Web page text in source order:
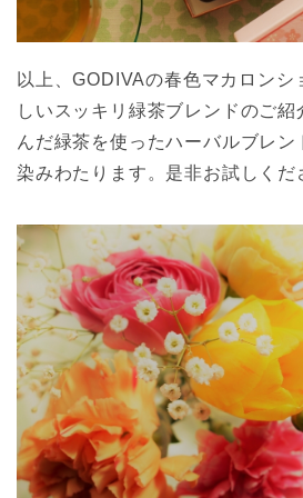
以上、GODIVAの春色マカロンシ
しいスッキリ緑茶ブレンドのご紹
んだ緑茶を使ったハーバルブレ
染みわたります。是非お試しくだ